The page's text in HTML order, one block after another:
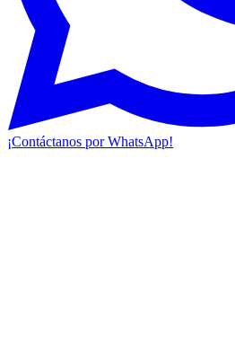
¡Contáctanos por WhatsApp!